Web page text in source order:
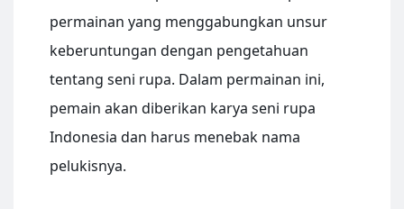
permainan yang menggabungkan unsur
keberuntungan dengan pengetahuan
tentang seni rupa. Dalam permainan ini,
pemain akan diberikan karya seni rupa
Indonesia dan harus menebak nama
pelukisnya.